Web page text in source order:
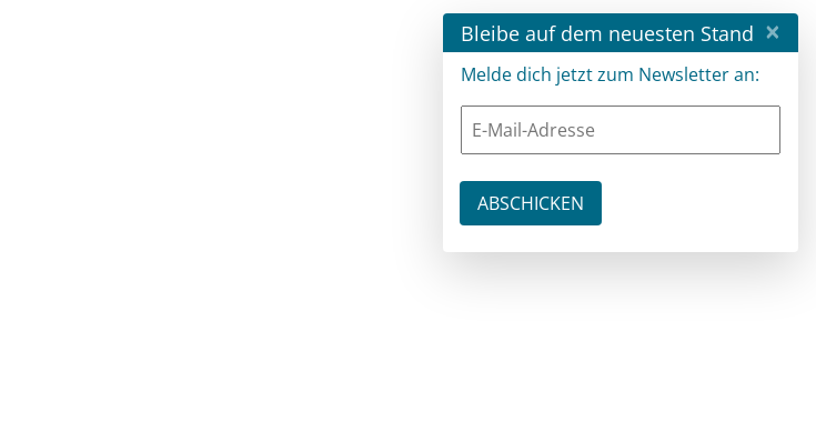
Bleibe auf dem neuesten Stand ×
Melde dich jetzt zum Newsletter an: